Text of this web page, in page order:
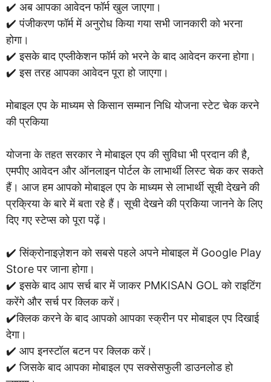
✔️ अब आपका आवेदन फॉर्म खुल जाएगा।
✔️ पंजीकरण फॉर्म में अनुरोध किया गया सभी जानकारी को भरना
होगा।
✔️ इसके बाद एप्लीकेशन फॉर्म को भरने के बाद आवेदन करना होगा।
✔️ इस तरह आपका आवेदन पूरा हो जाएगा।
मोबाइल एप के माध्यम से किसान सम्मान निधि योजना स्टेट चेक करने
की प्रकिया
योजना के तहत सरकार ने मोबाइल एप की सुविधा भी प्रदान की है,
एमपीए आवेदन और ऑनलाइन पोर्टल के लाभार्थी लिस्ट चेक कर सकते
हैं। आज हम आपको मोबाइल एप के माध्यम से लाभार्थी सूची देखने की
प्रक्रिया के बारे में बता रहे हैं। सूची देखने की प्रकिया जानने के लिए
दिए गए स्टेप्स को पूरा पढ़ें।
✔️ सिंक्रोनाइज़ेशन को सबसे पहले अपने मोबाइल में Google Play
Store पर जाना होगा।
✔️ इसके बाद आप सर्च बार में जाकर PMKISAN GOL को राइटिंग
करेंगे और सर्च पर क्लिक करें।
✔️क्लिक करने के बाद आपको आपका स्क्रीन पर मोबाइल एप दिखाई
देगा।
✔️ आप इनस्टॉल बटन पर क्लिक करें।
✔️ जिसके बाद आपका मोबाइल एप सक्सेसफुली डाउनलोड हो